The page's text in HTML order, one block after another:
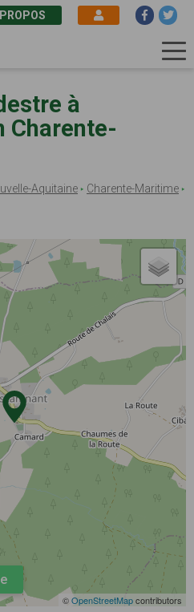
à
Charente-
Aquitaine
Charente-Maritime
©OpenStreetMapcontributors